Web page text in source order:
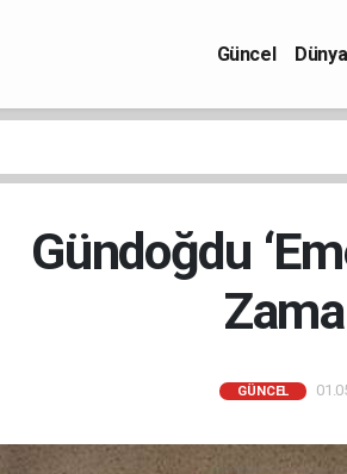
Güncel Dünya
Gündoğdu
GÜNCEL